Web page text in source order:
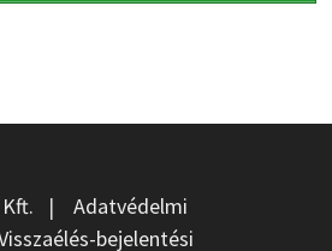
| Adatvédelmi
bejelentési